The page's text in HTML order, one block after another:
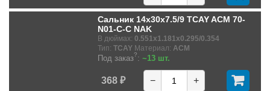
Сальник 14x30x7.5/9 TCAY ACM 70-
N01-C-C NAK
В дюймах: 0.551x1.181x0.295/0.354
Тип: TCAY Материал: ACM
Под заказ?: ~13 шт.
368 ₽ − +